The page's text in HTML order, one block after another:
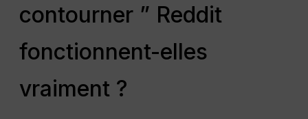
contourner ” Reddit
fonctionnent-elles
vraiment ?